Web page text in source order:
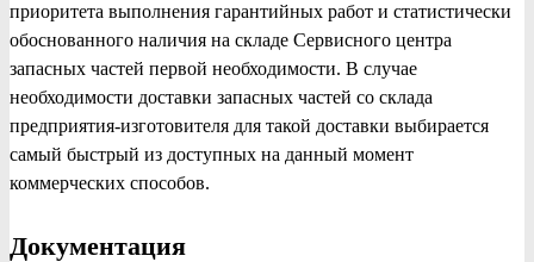
приоритета выполнения гарантийных работ и статистически
обоснованного наличия на складе Сервисного центра
запасных частей первой необходимости. В случае
необходимости доставки запасных частей со склада
предприятия-изготовителя для такой доставки выбирается
самый быстрый из доступных на данный момент
коммерческих способов.
Документация